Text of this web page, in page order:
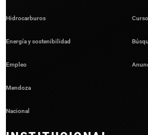
Hidrocarburos
Energía y sostenibilidad
Empleo
Mendoza
Nacional